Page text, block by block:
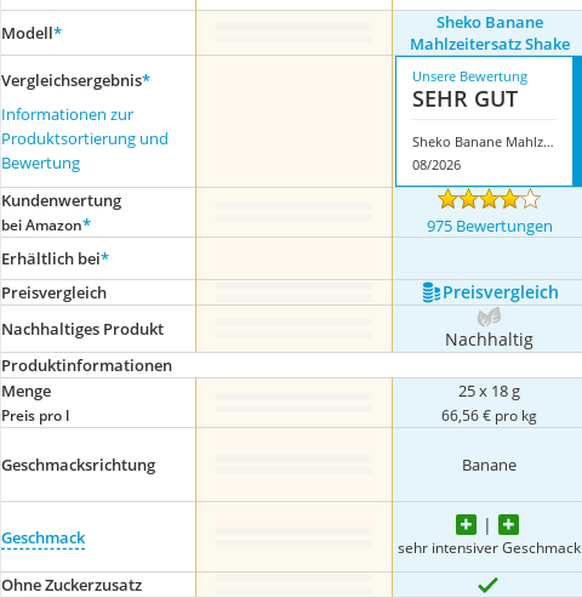
Modell*
Sheko Banane
Mahlzeitersatz Shake
Vergleichsergebnis*
Informationen zur
Produktsortierung und
Bewertung
Unsere Bewertung
SEHR GUT
Sheko Banane Mahlzeitersatz Shake
08/2026
Kundenwertung
bei Amazon* 975 Bewertungen
Erhältlich bei*
Preis­vergleich
Preis­vergleich
Nachhaltiges Produkt Nachhaltig
Produktinformationen
Menge
Preis pro l
25 x 18 g
66,56 € pro kg
Geschmacksrichtung Banane
Geschmack sehr intensiver Geschmack
Ohne Zuckerzusatz